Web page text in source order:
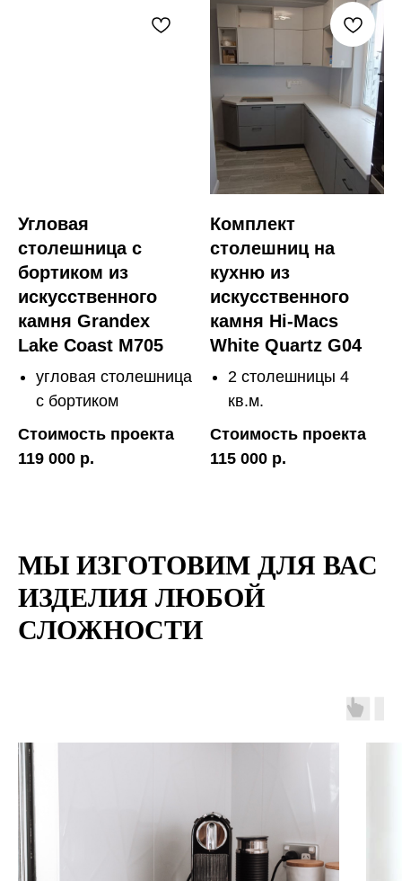
Угловая
столешница с
бортиком из
искусственного
камня Grandex
Lake Coast M705
угловая столешница
с бортиком
Стоимость проекта
119 000 р.
Комплект
столешниц на
кухню из
искусственного
камня Hi-Macs
White Quartz G04
2 столешницы 4
кв.м.
Стоимость проекта
115 000 р.
МЫ ИЗГОТОВИМ ДЛЯ ВАС
ИЗДЕЛИЯ ЛЮБОЙ
СЛОЖНОСТИ